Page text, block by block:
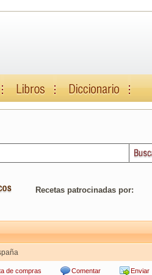
Recetas patrocinadas por:
de compras Comentar Enviar